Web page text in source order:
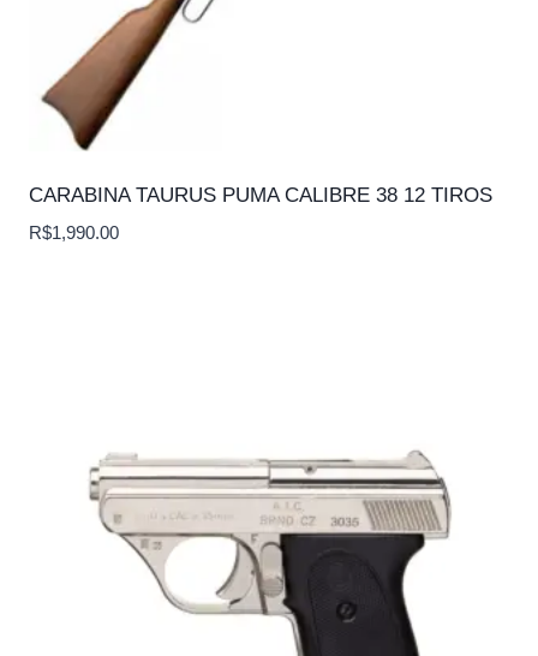
CARABINA TAURUS PUMA CALIBRE 38 12 TIROS
R$1,990.00